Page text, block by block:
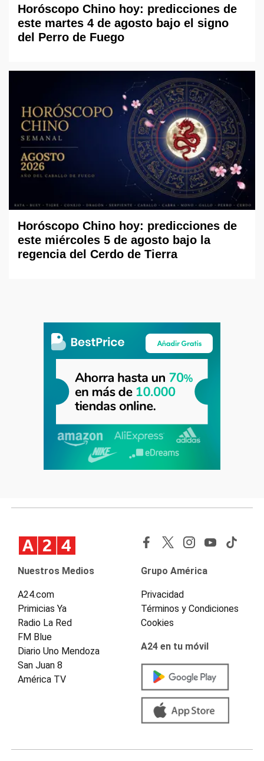
Horóscopo Chino hoy: predicciones de
este martes 4 de agosto bajo el signo
del Perro de Fuego
Horóscopo Chino hoy: predicciones de
este miércoles 5 de agosto bajo la
regencia del Cerdo de Tierra
Nuestros Medios
A24.com
Primicias Ya
Radio La Red
FM Blue
Diario Uno Mendoza
San Juan 8
América TV
Grupo América
Privacidad
Términos y Condiciones
Cookies
A24 en tu móvil